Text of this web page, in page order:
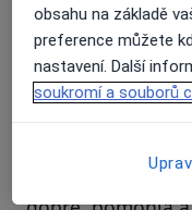
H H.Linhartová
paní doktorka je
po operaci
obsahu na základě
preference můžete
nastavení. Další
soukromí a souborů